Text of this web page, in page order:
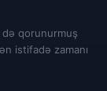
qorunurmuş
istifadə zamanı